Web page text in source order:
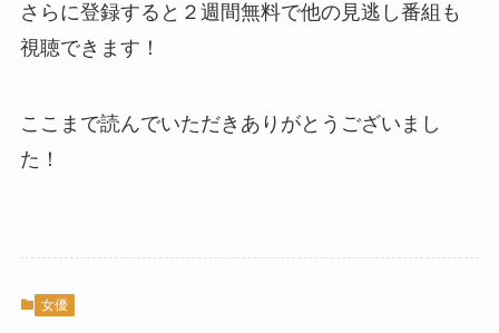
さらに登録すると２週間無料で他の見逃し番組も
視聴できます！
ここまで読んでいただきありがとうございまし
た！
女優